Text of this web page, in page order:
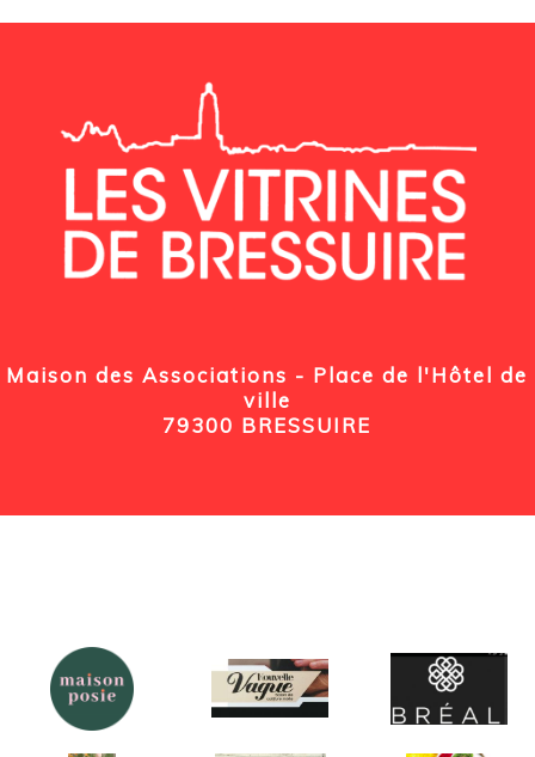
Maison des Associations - Place de l'Hôtel de
ville
79300 BRESSUIRE